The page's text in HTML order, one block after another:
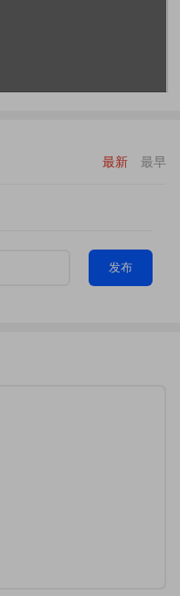
最新 最早
发布